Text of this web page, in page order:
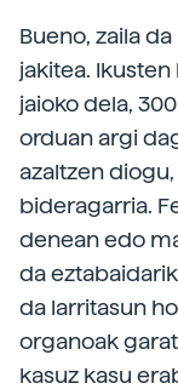
Bueno, zaila
jakitea.
jaioko dela,
orduan argi
azaltzen
bideragarria.
denean edo
da
da larritasun
organoak
kasuz kasu